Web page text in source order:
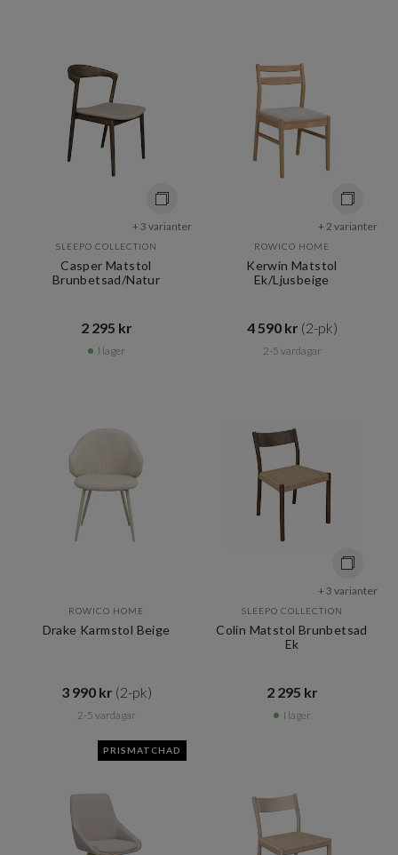
+ 3 varianter
SLEEPO COLLECTION
Casper Matstol
Brunbetsad/Natur
2 295 kr​​
I lager
+ 2 varianter
ROWICO HOME
Kerwin Matstol
Ek/Ljusbeige
4 590 kr​​ (2-pk)
2-5 vardagar
ROWICO HOME
Drake Karmstol Beige
3 990 kr​​ (2-pk)
2-5 vardagar
+ 3 varianter
SLEEPO COLLECTION
Colin Matstol Brunbetsad
Ek
2 295 kr​​
I lager
PRISMATCHAD